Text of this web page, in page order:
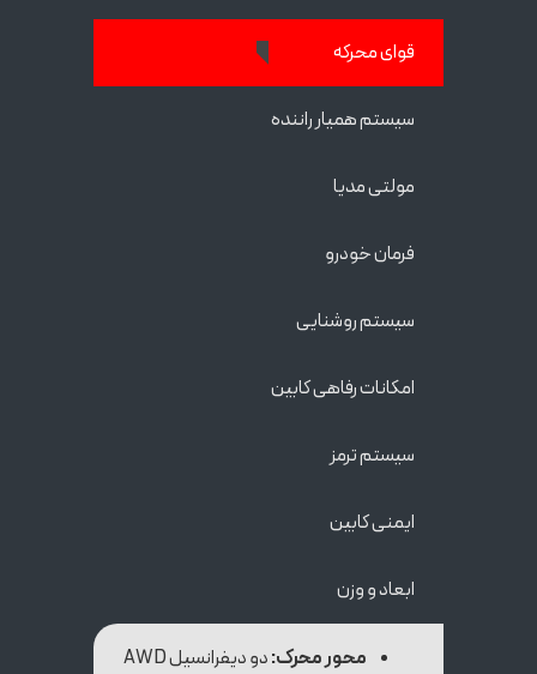
قوای محرکه
سیستم همیار راننده
مولتی مدیا
فرمان خودرو
سیستم‌ روشنایی
امکانات رفاهی کابین
سیستم ترمز
ایمنی کابین
ابعاد و وزن
محور محرک:دو دیفرانسیل AWD